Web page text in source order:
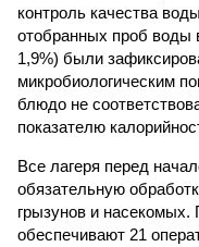
контроль качества
отобранных проб воды
1,9%) были
микробиологическим
блюдо не
показателю
Все лагеря перед
обязательную
грызунов и насекомых.
обеспечивают 21